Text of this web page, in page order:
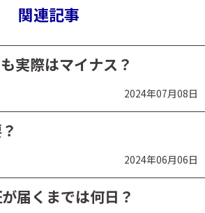
関連記事
実際はマイナス？
2024年07月08日
2024年06月06日
届くまでは何日？